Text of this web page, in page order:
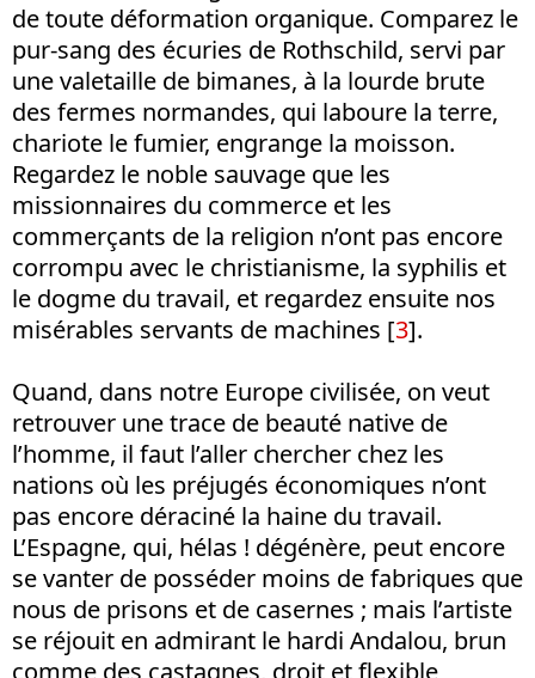
de toute déformation organique. Comparez le
pur-sang des écuries de Rothschild, servi par
une valetaille de bimanes, à la lourde brute
des fermes normandes, qui laboure la terre,
chariote le fumier, engrange la moisson.
Regardez le noble sauvage que les
missionnaires du commerce et les
commerçants de la religion n’ont pas encore
corrompu avec le christianisme, la syphilis et
le dogme du travail, et regardez ensuite nos
misérables servants de machines [3].
Quand, dans notre Europe civilisée, on veut
retrouver une trace de beauté native de
l’homme, il faut l’aller chercher chez les
nations où les préjugés économiques n’ont
pas encore déraciné la haine du travail.
L’Espagne, qui, hélas ! dégénère, peut encore
se vanter de posséder moins de fabriques que
nous de prisons et de casernes ; mais l’artiste
se réjouit en admirant le hardi Andalou, brun
comme des castagnes, droit et flexible